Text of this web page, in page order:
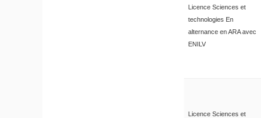
Licence Sciences et
technologies En
alternance en ARA avec
ENILV
Licence Sciences et